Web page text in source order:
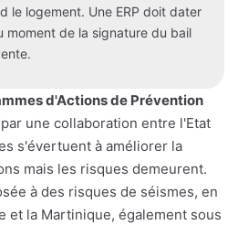
le logement. Une ERP doit dater
moment de la signature du bail
d'Actions de Prévention
une collaboration entre l'Etat
s'évertuent à améliorer la
mais les risques demeurent.
à des risques de séismes, en
et la Martinique, également sous